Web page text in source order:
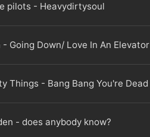
pilots - Heavydirtysoul
Going Down/ Love In An Elevator
Things - Bang Bang You're Dead
- does anybody know?